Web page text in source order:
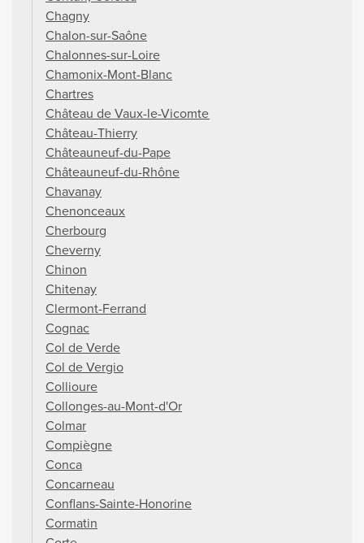
Chagny
Chalon-sur-Saône
Chalonnes-sur-Loire
Chamonix-Mont-Blanc
Chartres
Château de Vaux-le-Vicomte
Château-Thierry
Châteauneuf-du-Pape
Châteauneuf-du-Rhône
Chavanay
Chenonceaux
Cherbourg
Cheverny
Chinon
Chitenay
Clermont-Ferrand
Cognac
Col de Verde
Col de Vergio
Collioure
Collonges-au-Mont-d'Or
Colmar
Compiègne
Conca
Concarneau
Conflans-Sainte-Honorine
Cormatin